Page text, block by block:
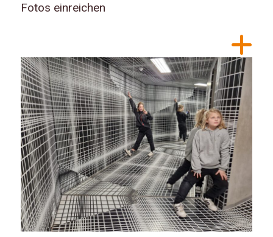
Fotos einreichen